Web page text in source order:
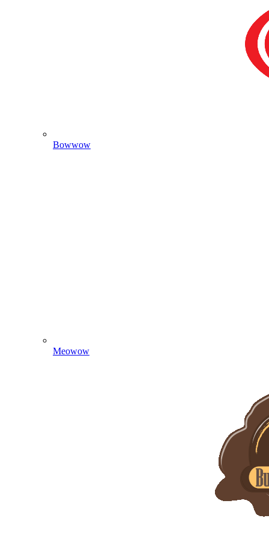
Bowwow
Meowow